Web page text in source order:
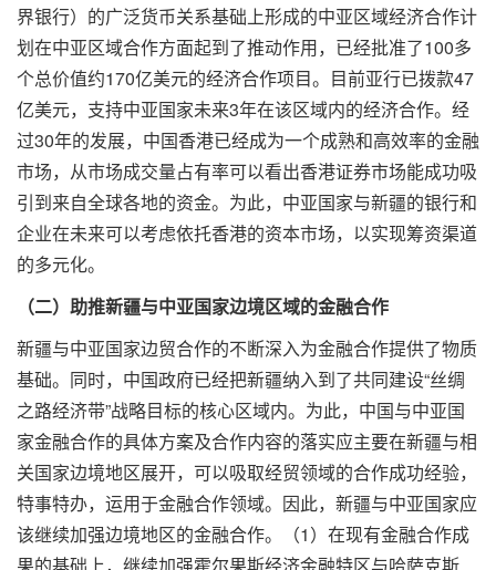
界银行）的广泛货币关系基础上形成的中亚区域经济合作计
划在中亚区域合作方面起到了推动作用，已经批准了100多
个总价值约170亿美元的经济合作项目。目前亚行已拨款47
亿美元，支持中亚国家未来3年在该区域内的经济合作。经
过30年的发展，中国香港已经成为一个成熟和高效率的金融
市场，从市场成交量占有率可以看出香港证券市场能成功吸
引到来自全球各地的资金。为此，中亚国家与新疆的银行和
企业在未来可以考虑依托香港的资本市场，以实现筹资渠道
的多元化。
（二）助推新疆与中亚国家边境区域的金融合作
新疆与中亚国家边贸合作的不断深入为金融合作提供了物质
基础。同时，中国政府已经把新疆纳入到了共同建设“丝绸
之路经济带”战略目标的核心区域内。为此，中国与中亚国
家金融合作的具体方案及合作内容的落实应主要在新疆与相
关国家边境地区展开，可以吸取经贸领域的合作成功经验，
特事特办，运用于金融合作领域。因此，新疆与中亚国家应
该继续加强边境地区的金融合作。（1）在现有金融合作成